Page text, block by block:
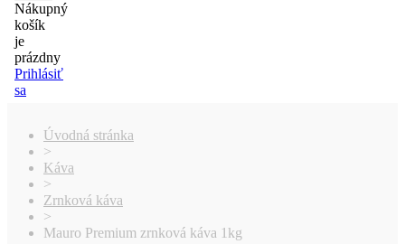
Nákupný
košík
je
prázdny
Prihlásiť
sa
Úvodná stránka
>
Káva
>
Zrnková káva
>
Mauro Premium zrnková káva 1kg